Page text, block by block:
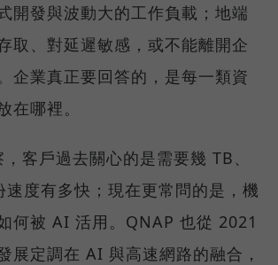
開發與波動大的工作負載；地端
取、對延遲敏感，或不能離開企
企業真正要回答的，是每一類資
在哪裡。
客戶過去關心的是需要幾 TB、
速度有多快；現在更常問的是，機
何被 AI 活用。QNAP 也從 2021
展定調在 AI 與高速網路的融合，